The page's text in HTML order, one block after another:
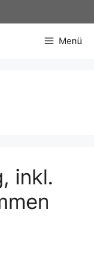
Menü
inkl.